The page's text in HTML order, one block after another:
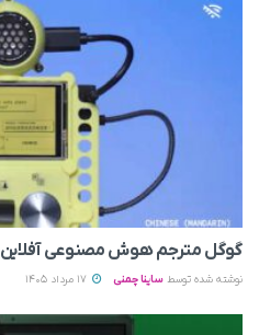
گوگل مترجم هوش مصنوعی
نوشته شده توسط ساینا چمنی